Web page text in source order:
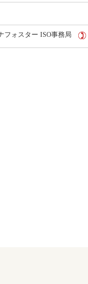
フォスター ISO事務局